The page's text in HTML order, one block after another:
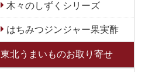
木々のしずくシリーズ
はちみつジンジャー果実酢
東北うまいものお取り寄せ